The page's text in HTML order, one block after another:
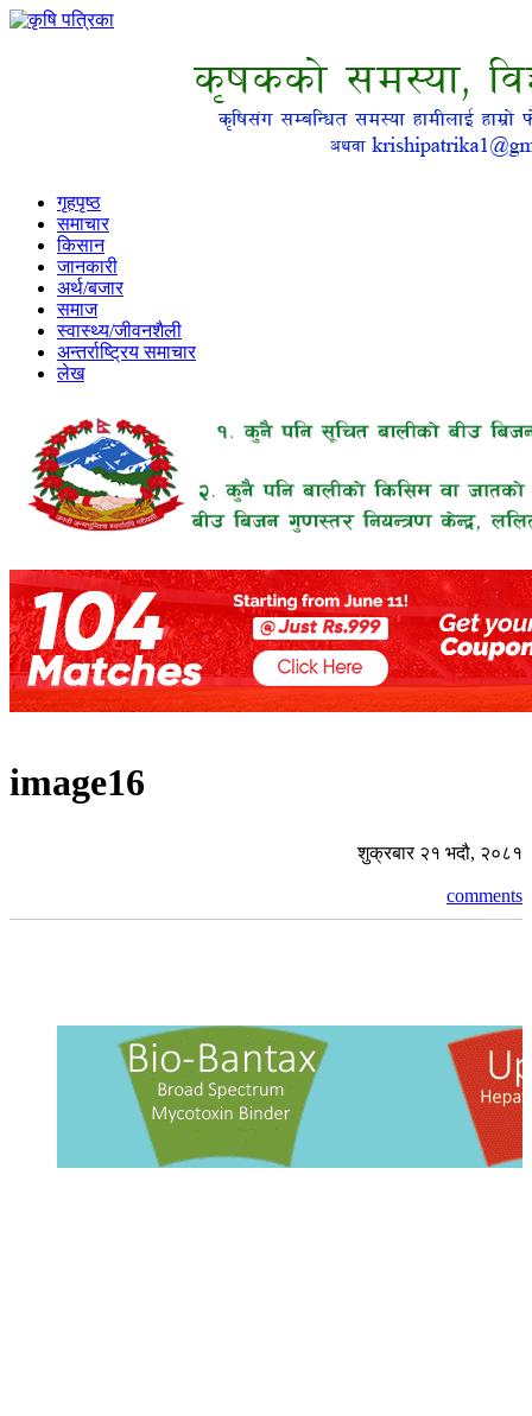
गृहपृष्ठ
समाचार
किसान
जानकारी
अर्थ/बजार
समाज
स्वास्थ्य/जीवनशैली
अन्तर्राष्ट्रिय समाचार
लेख
image16
शुक्रबार २१ भदौ, २०८१
comments